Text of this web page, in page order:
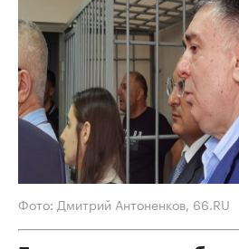
Фото: Дмитрий Антоненков, 66.RU